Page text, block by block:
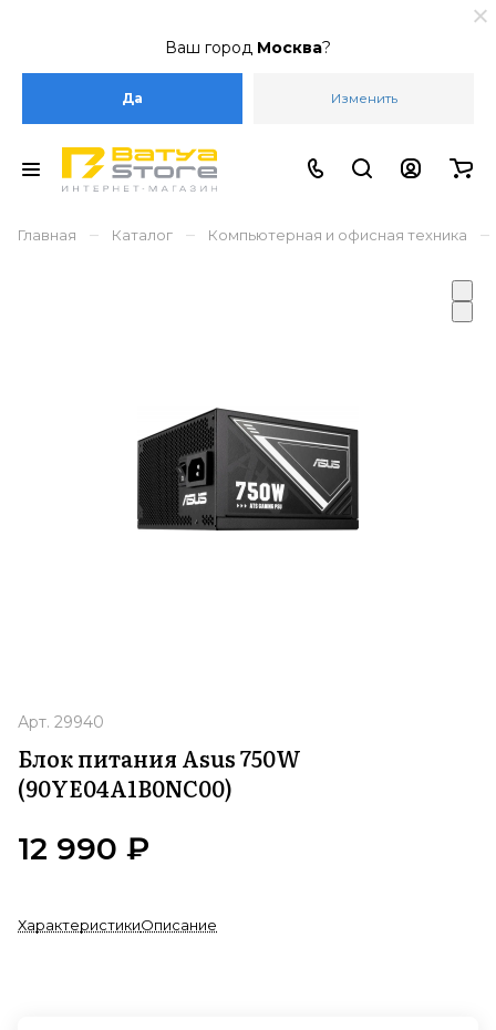
Ваш город Москва?
Да Изменить
Главная – Каталог – Компьютерная и офисная техника –
Арт. 29940
Блок питания Asus 750W
(90YE04A1B0NC00)
12 990 ₽
ХарактеристикиОписание